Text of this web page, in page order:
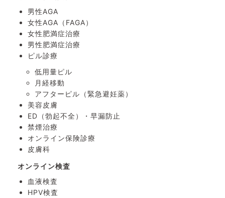
男性AGA
女性AGA（FAGA）
女性肥満症治療
男性肥満症治療
ピル診療
低用量ピル
月経移動
アフターピル （緊急避妊薬）
美容皮膚
ED（勃起不全）・ 早漏防止
禁煙治療
オンライン保険診療
皮膚科
オンライン検査
血液検査
HPV検査